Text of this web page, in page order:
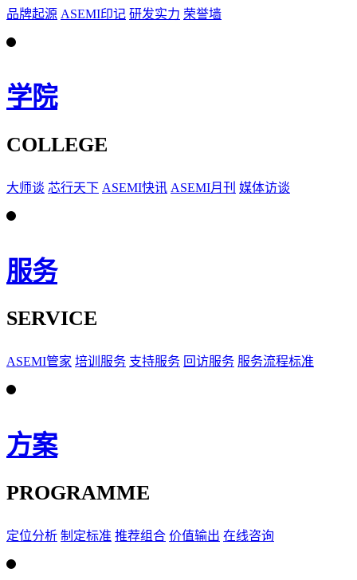
品牌起源 ASEMI印记 研发实力 荣誉墙
学院
COLLEGE
大师谈 芯行天下 ASEMI快讯 ASEMI月刊 媒体访谈
服务
SERVICE
ASEMI管家 培训服务 支持服务 回访服务 服务流程标准
方案
PROGRAMME
定位分析 制定标准 推荐组合 价值输出 在线咨询